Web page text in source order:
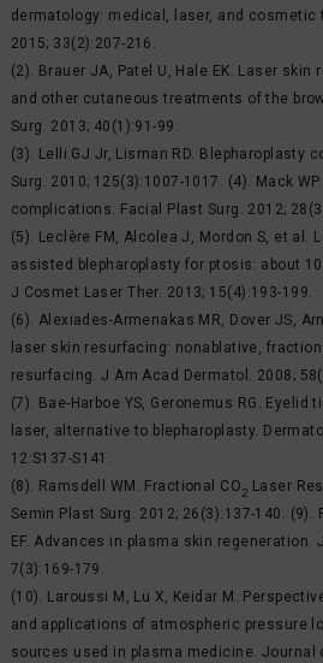
dermatology: medical, laser, and cosmetic
2015; 33(2):207-216.
(2). Brauer JA, Patel U, Hale EK. Laser
and other cutaneous treatments of the
Surg. 2013; 40(1):91-99.
(3). Lelli GJ Jr, Lisman RD. Blepharoplasty
Surg. 2010; 125(3):1007-1017. (4). Mack
complications. Facial Plast Surg. 2012;
(5). Leclère FM, Alcolea J, Mordon S, et al.
assisted blepharoplasty for ptosis: about
J Cosmet Laser Ther. 2013; 15(4):193-199.
(6). Alexiades-Armenakas MR, Dover JS,
laser skin resurfacing: nonablative,
resurfacing. J Am Acad Dermatol. 2008;
(7). Bae-Harboe YS, Geronemus RG. Eyelid
laser, alternative to blepharoplasty.
12:S137-S141.
(8). Ramsdell WM. Fractional CO2 Laser
Semin Plast Surg. 2012; 26(3):137-140. (9).
EF. Advances in plasma skin regeneration.
7(3):169-179.
(10). Laroussi M, Lu X, Keidar M.
and applications of atmospheric pressure
sources used in plasma medicine. Journal